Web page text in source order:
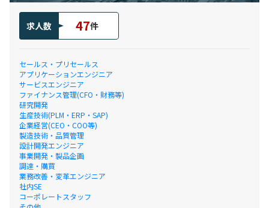
求人数 47件
セールス・プリセールス
アプリケーションエンジニア
サービスエンジニア
ファイナンス管理(CFO・財務等)
研究開発
生産技術(PLM・ERP・SAP)
企業経営(CEO・COO等)
製造技術・品質管理
設計開発エンジニア
事業開発・製品企画
調達・購買
業務改善・変革エンジニア
社内SE
コーポレートスタッフ